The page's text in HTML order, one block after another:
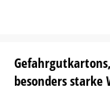
besonders